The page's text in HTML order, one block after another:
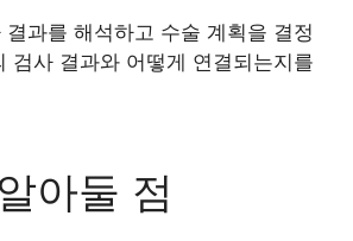
과를 해석하고 수술 계획을 결정
검사 결과와 어떻게 연결되는지를
아둘 점